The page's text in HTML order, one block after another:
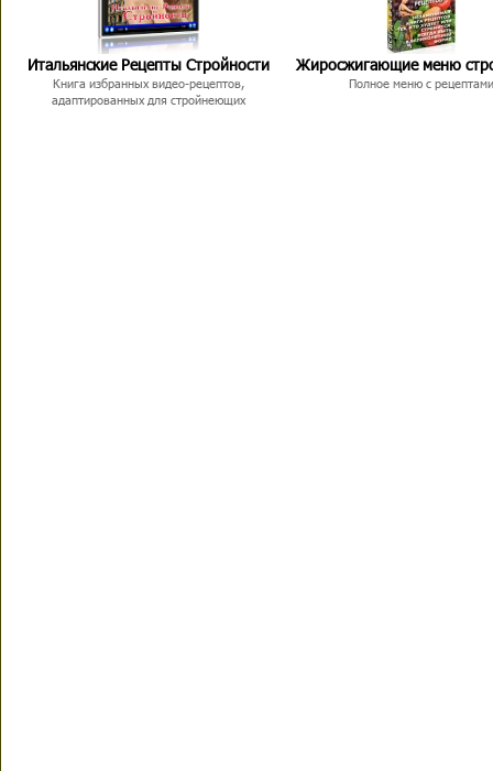
Итальянские Рецепты Стройности
Книга избранных видео-рецептов,
адаптированных для стройнеющих
Жиросжигающие меню
Полное меню с рецептами